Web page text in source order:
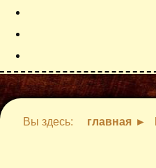
Вы здесь: главная